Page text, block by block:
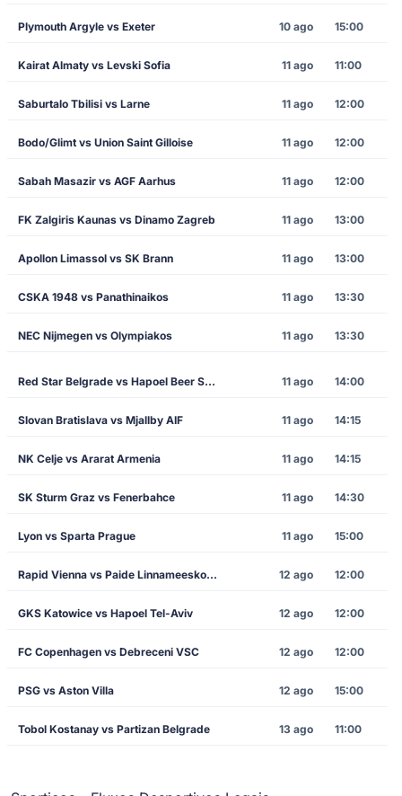
Plymouth Argyle vs Exeter 10 ago 15:00
Kairat Almaty vs Levski Sofia 11 ago 11:00
Saburtalo Tbilisi vs Larne 11 ago 12:00
Bodo/Glimt vs Union Saint Gilloise 11 ago 12:00
Sabah Masazir vs AGF Aarhus 11 ago 12:00
FK Zalgiris Kaunas vs Dinamo Zagreb 11 ago 13:00
Apollon Limassol vs SK Brann 11 ago 13:00
CSKA 1948 vs Panathinaikos 11 ago 13:30
NEC Nijmegen vs Olympiakos 11 ago 13:30
Red Star Belgrade vs Hapoel Beer Sheva 11 ago 14:00
Slovan Bratislava vs Mjallby AIF 11 ago 14:15
NK Celje vs Ararat Armenia 11 ago 14:15
SK Sturm Graz vs Fenerbahce 11 ago 14:30
Lyon vs Sparta Prague 11 ago 15:00
Rapid Vienna vs Paide Linnameeskond 12 ago 12:00
GKS Katowice vs Hapoel Tel-Aviv 12 ago 12:00
FC Copenhagen vs Debreceni VSC 12 ago 12:00
PSG vs Aston Villa 12 ago 15:00
Tobol Kostanay vs Partizan Belgrade 13 ago 11:00